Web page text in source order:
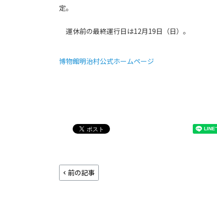
定。
運休前の最終運行日は12月19日（日）。
博物館明治村公式ホームページ
前の記事